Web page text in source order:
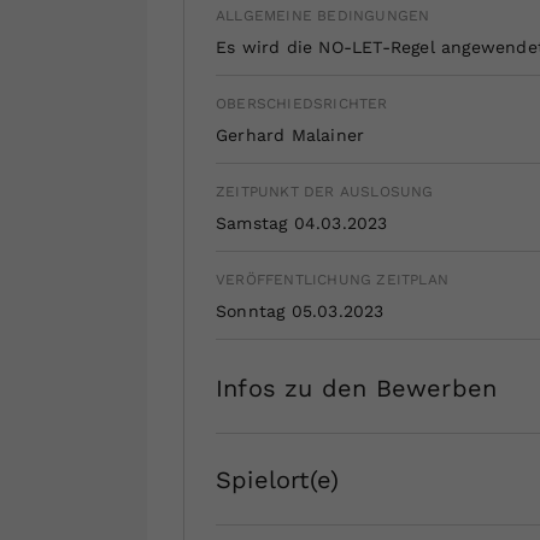
ALLGEMEINE BEDINGUNGEN
Es wird die NO-LET-Regel
OBERSCHIEDSRICHTER
Gerhard Malainer
ZEITPUNKT DER AUSLOSUNG
Samstag 04.03.2023
VERÖFFENTLICHUNG ZEITPLAN
Sonntag 05.03.2023
Infos zu den Bewerben
Spielort(e)